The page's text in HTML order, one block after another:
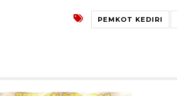
PEMKOT KEDIRI